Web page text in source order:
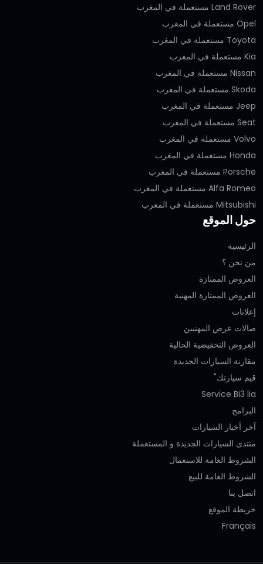
Land Rover مستعملة في المغرب
Opel مستعملة في المغرب
Toyota مستعملة في المغرب
Kia مستعملة في المغرب
Nissan مستعملة في المغرب
Skoda مستعملة في المغرب
Jeep مستعملة في المغرب
Seat مستعملة في المغرب
Volvo مستعملة في المغرب
Honda مستعملة في المغرب
Porsche مستعملة في المغرب
Alfa Romeo مستعملة في المغرب
Mitsubishi مستعملة في المغرب
حول الموقع
الرئيسية
من نحن ؟
العروض الممتازة
العروض الممتازة المهنية‎
إعلانات
صالات عرض المهنيين
العروض التخفيضية الحالية
مقارنة السيارات الجديدة
قيم سيارتك"
Service Bi3 lia
البرامج
آخر أخبار السيارات
منتدى السيارات الجديدة و المستعملة
الشروط العامة للاستعمال
الشروط العامة للبيع
اتصل بنا
خريطة الموقع
Français